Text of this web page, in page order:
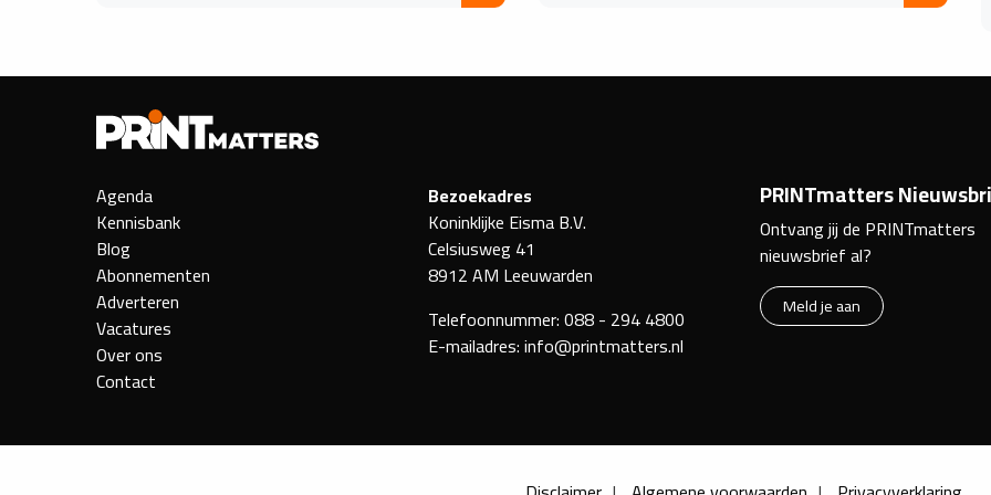
Agenda
Kennisbank
Blog
Abonnementen
Adverteren
Vacatures
Over ons
Contact
Bezoekadres
Koninklijke Eisma B.V.
Celsiusweg 41
8912 AM Leeuwarden
Telefoonnummer:088 - 294 4800
E-mailadres:info@printmatters.nl
PRINTmatters
Ontvang jij de PRINTmatters
nieuwsbrief al?
Meld je aan